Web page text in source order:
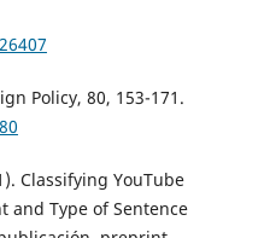
Policy, 80, 153-171.
Classifying YouTube
and Type of Sentence